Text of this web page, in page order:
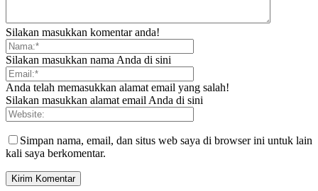
Silakan masukkan komentar anda!
Silakan masukkan nama Anda di sini
Anda telah memasukkan alamat email yang salah!
Silakan masukkan alamat email Anda di sini
Simpan nama, email, dan situs web saya di browser ini untuk lain
kali saya berkomentar.